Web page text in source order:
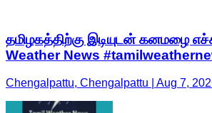
தமிழகத்திற்கு இடியுடன் கனமழை
Weather News
Chengalpattu, Chengalpattu | Aug 7,